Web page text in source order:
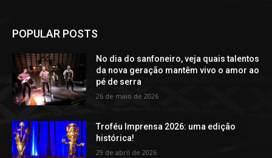
POPULAR POSTS
No dia do sanfoneiro, veja quais talentos
da nova geração mantêm vivo o amor ao
pé de serra
26 de maio de 2026
Troféu Imprensa 2026: uma edição
histórica!
29 de abril de 2026